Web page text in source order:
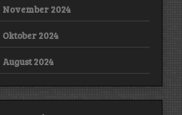
November 2024
Oktober 2024
August 2024